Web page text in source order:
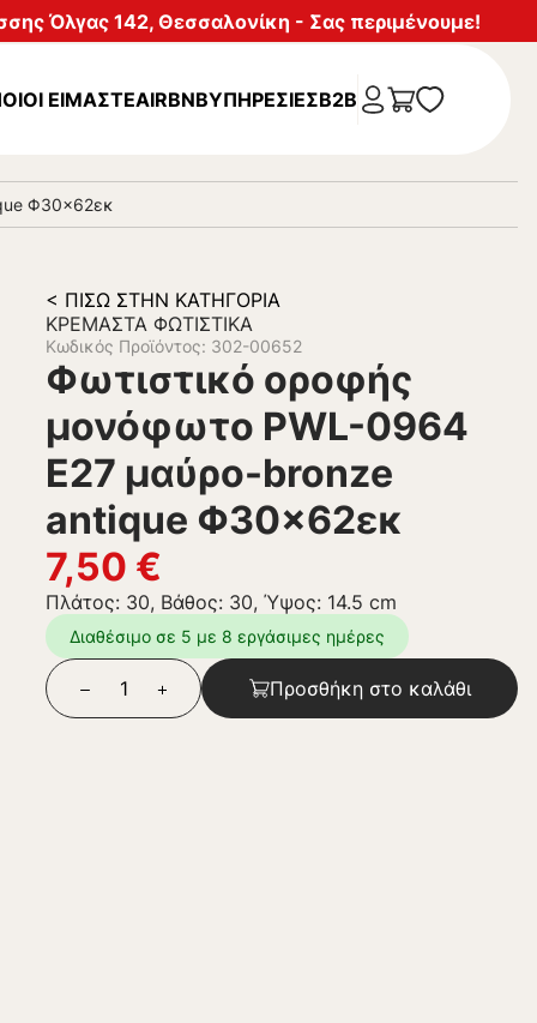
Όλγας 142, Θεσσαλονίκη - Σας περιμένουμε!
ΕΙΜΑΣΤΕAIRBNBΥΠΗΡΕΣΊΕΣB2B
Φ30×62εκ
< ΠΊΣΩ ΣΤΗΝ ΚΑΤΗΓΟΡΊΑ
ΚΡΕΜΑΣΤΆ ΦΩΤΙΣΤΙΚΆ
Κωδικός Προϊόντος: 302-00652
Φωτιστικό οροφής
μονόφωτο PWL-0964
Ε27 μαύρο-bronze
antique Φ30×62εκ
7,50 €
Πλάτος: 30, Βάθος: 30, Ύψος: 14.5 cm
Διαθέσιμο σε 5 με 8 εργάσιμες ημέρες
Προσθήκη στο καλάθι